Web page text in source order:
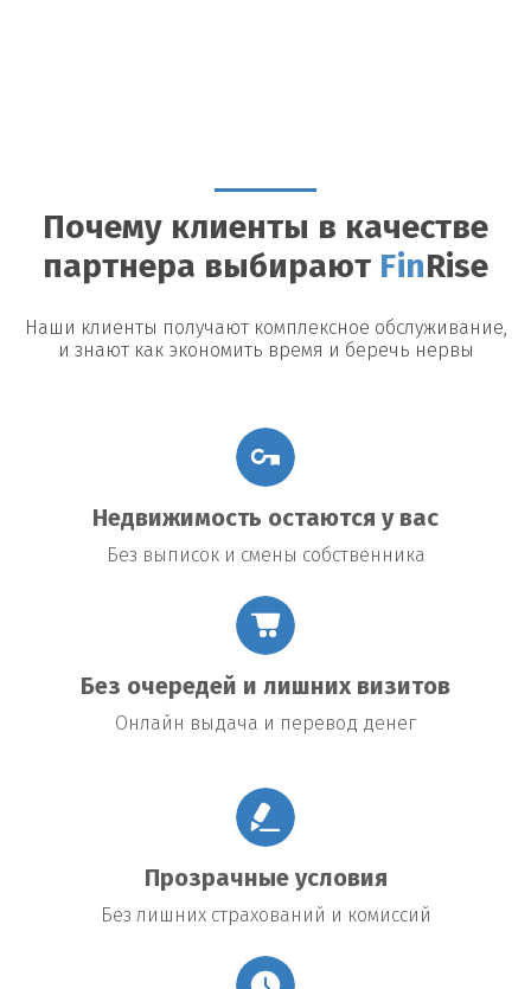
Почему клиенты в качестве
партнера выбирают Fin Rise
Наши клиенты получают комплексное обслуживание,
и знают как экономить время и беречь нервы
Недвижимость остаются у вас
Без выписок и смены собственника
Без очередей и лишних визитов
Онлайн выдача и перевод денег
Прозрачные условия
Без лишних страхований и комиссий